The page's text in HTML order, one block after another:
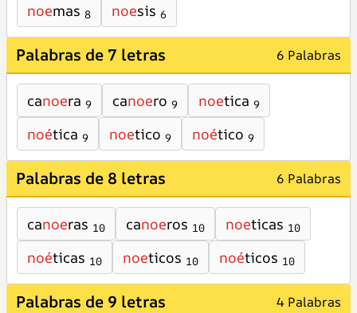
noemas 8 noesis 6
Palabras de 7 letras 6 Palabras
canoera 9 canoero 9 noetica 9
noética 9 noetico 9 noético 9
Palabras de 8 letras 6 Palabras
canoeras 10 canoeros 10 noeticas 10
noéticas 10 noeticos 10 noéticos 10
Palabras de 9 letras 4 Palabras